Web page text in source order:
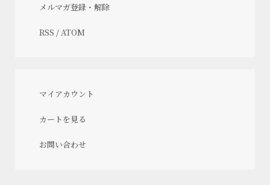
メルマガ登録・解除
RSS / ATOM
マイアカウント
カートを見る
お問い合わせ